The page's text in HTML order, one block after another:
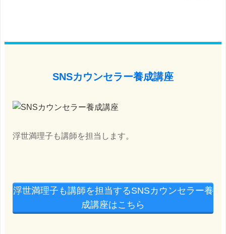
SNSカウンセラー養成講座
浮世満理子も講師を担当します。
浮世満理子も講師を担当するSNSカウンセラー養
成講座はこちら